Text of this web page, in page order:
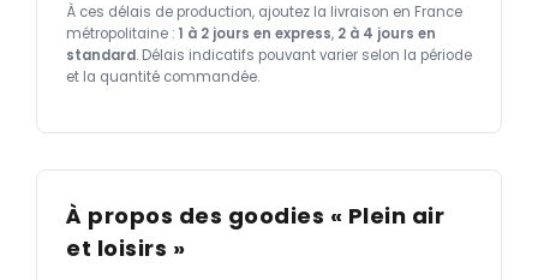
À ces délais de production, ajoutez la livraison en France
métropolitaine : 1 à 2 jours en express, 2 à 4 jours en
standard. Délais indicatifs pouvant varier selon la période
et la quantité commandée.
À propos des goodies « Plein air
et loisirs »